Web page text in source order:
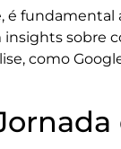
é
como